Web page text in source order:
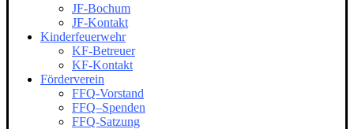
JF-Bochum
JF-Kontakt
Kinderfeuerwehr
KF-Betreuer
KF-Kontakt
Förderverein
FFQ-Vorstand
FFQ–Spenden
FFQ-Satzung